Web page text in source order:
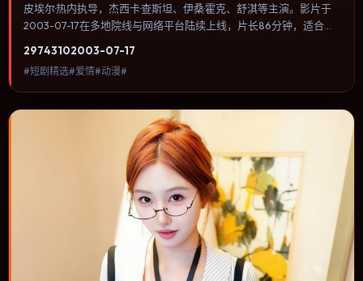
皮埃尔·热内执导，杰西卡·查斯坦、伊桑·霍克、舒淇等主演。影片于
2003-07-17在多地院线与网络平台陆续上线，片长86分钟，适合喜
理与气候的真实感，体能极限与心理崩溃并行推进。内容聚焦人物选
择与情节推进，节奏与视听语言统一，可作为休闲观影或类型片补片
的选择。
29743102003-07-17
#短剧精选#爱情#动漫#